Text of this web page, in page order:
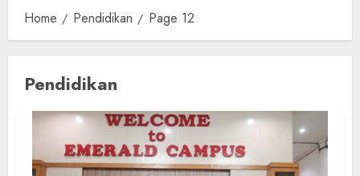
Home Pendidikan Page 12
Pendidikan